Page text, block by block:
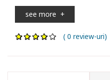
see more +
( 0 review-uri)